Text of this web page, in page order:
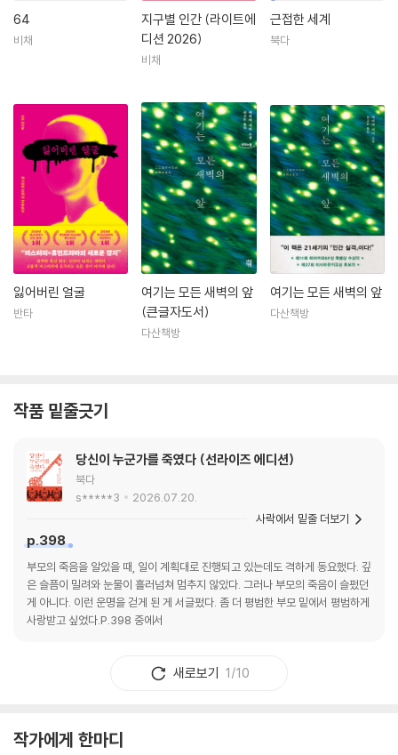
64
비채
지구별 인간 (라이트에
디션 2026)
비채
근접한 세계
북다
잃어버린 얼굴
반타
여기는 모든 새벽의 앞
(큰글자도서)
다산책방
여기는 모든 새벽의 앞
다산책방
작품 밑줄긋기
당신이 누군가를 죽였다 (선라이즈 에디션)
북다
s*****3
2026.07.20.
p.398
부모의 죽음을 알았을 때, 일이 계획대로 진행되고 있는데도 격하게 동요했다. 깊
은 슬픔이 밀려와 눈물이 흘러넘쳐 멈추지 않았다. 그러나 부모의 죽음이 슬펐던
게 아니다. 이런 운명을 걷게 된 게 서글펐다. 좀 더 평범한 부모 밑에서 평범하게
사랑받고 싶었다.P.398 중에서
사락에서 밑줄 더보기
새로보기 1/10
작가에게 한마디